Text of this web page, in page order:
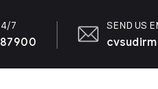
7
SEND US